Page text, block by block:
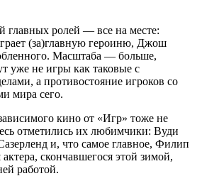
главных ролей — все на месте:
(за)главную героиню, Джош
Масштаба — больше,
уже не игры как таковые с
а противостояние игроков со
мира сего.
кино от «Игр» тоже не
отметились их любимчики: Вуди
и, что самое главное, Филип
скончавшегося этой зимой,
работой.